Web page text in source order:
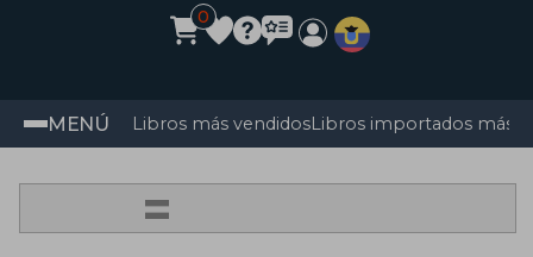
0
MENÚ Libros más vendidosLibros importados más
=